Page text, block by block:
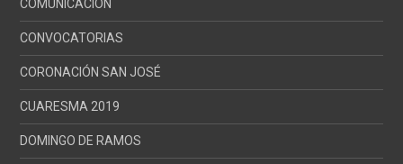
COMUNICACIÓN
CONVOCATORIAS
CORONACIÓN SAN JOSÉ
CUARESMA 2019
DOMINGO DE RAMOS